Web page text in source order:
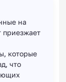
на
приезжает
которые
что